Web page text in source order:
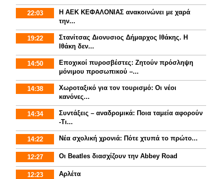
22:03
Η ΑΕΚ ΚΕΦΑΛΟΝΙΑΣ ανακοινώνει με χαρά
την...
19:22
Στανίτσας Διονυσιος Δήμαρχος Ιθάκης. Η
Ιθάκη δεν...
14:50
Εποχικοί πυροσβέστες: Ζητούν πρόσληψη
μόνιμου προσωπικού –...
14:38
Χωροταξικό για τον τουρισμό: Οι νέοι
κανόνες...
14:34
Συντάξεις – αναδρομικά: Ποια ταμεία αφορούν
-Τι...
14:22 Νέα σχολική χρονιά: Πότε χτυπά το πρώτο...
12:27 Οι Beatles διασχίζουν την Abbey Road
12:23 Αρλέτα